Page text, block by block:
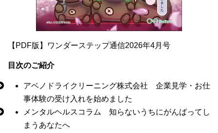
【PDF版】ワンダーステップ通信2026年4月号
目次のご紹介
アベノドライクリーニング株式会社 企業見学・お仕
事体験の受け入れを始めました
メンタルヘルスコラム 知らないうちにがんばってし
まうあなたへ